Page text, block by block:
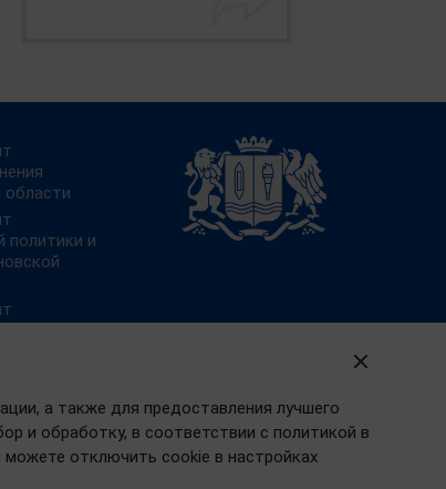
а также для предоставления лучшего
и обработку, в соответствии с политикой в
можете отключить cookie в настройках
области
политики и